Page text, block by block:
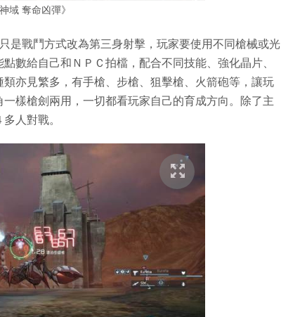
域 奪命凶彈》
是戰鬥方式改為第三身射擊，玩家要使用不同槍械或光
數給自己和ＮＰＣ拍檔，配合不同技能、強化晶片、
亦見繁多，有手槍、步槍、狙擊槍、火箭砲等，讓玩
樣槍劍兩用，一切都看玩家自己的育成方向。除了主
人對戰。